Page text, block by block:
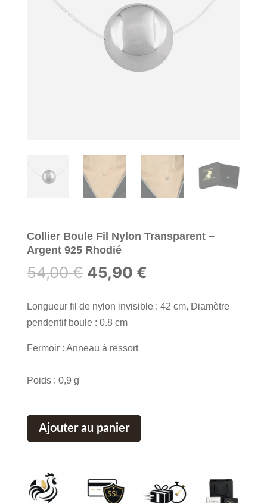
Collier Boule Fil Nylon Transparent –
Argent 925 Rhodié
54,00€ Le
initial
était :
45,90 €Le
actuel
Longueur fil de nylon invisible : 42 cm, Diamètre
pendentif boule : 0.8 cm
Fermoir : Anneau à ressort
Poids : 0,9 g
Ajouter au panier